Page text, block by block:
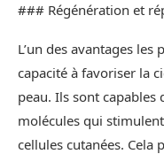
### Régénération et
L’un des avantages
capacité à favoriser la
peau. Ils sont
molécules qui
cellules cutanées.